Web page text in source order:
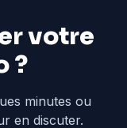
votre
?
minutes ou
en discuter.